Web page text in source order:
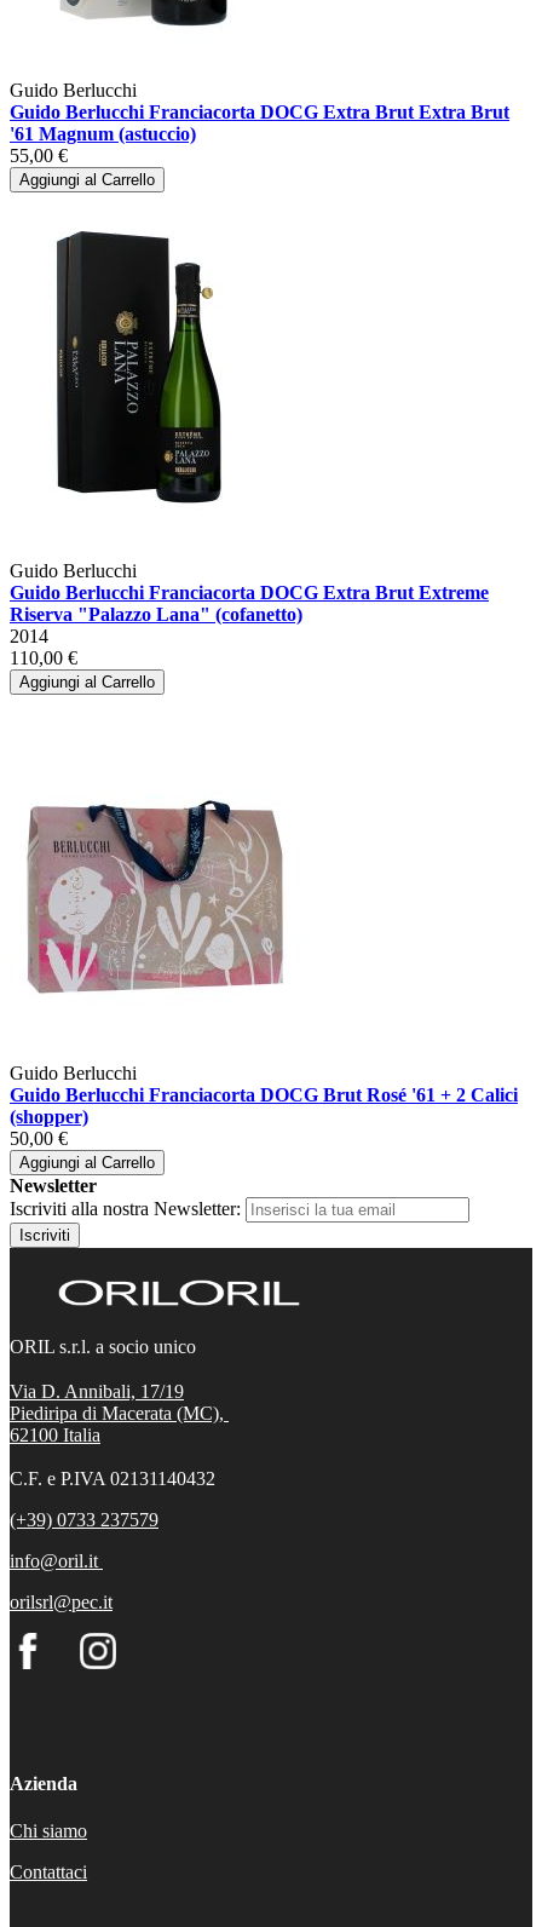
Guido Berlucchi
Guido Berlucchi Franciacorta DOCG Extra Brut Extra Brut
'61 Magnum (astuccio)
55,00 €
Aggiungi al Carrello
Guido Berlucchi
Guido Berlucchi Franciacorta DOCG Extra Brut Extreme
Riserva "Palazzo Lana" (cofanetto)
2014
110,00 €
Aggiungi al Carrello
Guido Berlucchi
Guido Berlucchi Franciacorta DOCG Brut Rosé '61 + 2 Calici
(shopper)
50,00 €
Aggiungi al Carrello
Newsletter
Iscriviti alla nostra Newsletter:
Iscriviti
ORIL s.r.l. a socio unico
Via D. Annibali, 17/19
Piediripa di Macerata (MC),
62100 Italia
C.F. e P.IVA 02131140432
(+39) 0733 237579
info@oril.it
orilsrl@pec.it
Azienda
Chi siamo
Contattaci